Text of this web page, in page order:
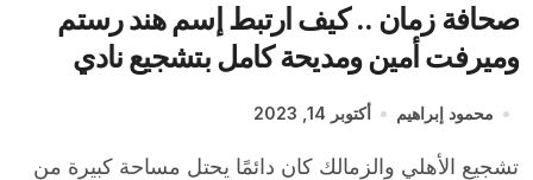
صحافة زمان .. كيف ارتبط إسم هند رستم
وميرفت أمين ومديحة كامل بتشجيع نادي
محمود إبراهيم أكتوبر 14, 2023
تشجيع الأهلي والزمالك كان دائمًا يحتل مساحة كبيرة من